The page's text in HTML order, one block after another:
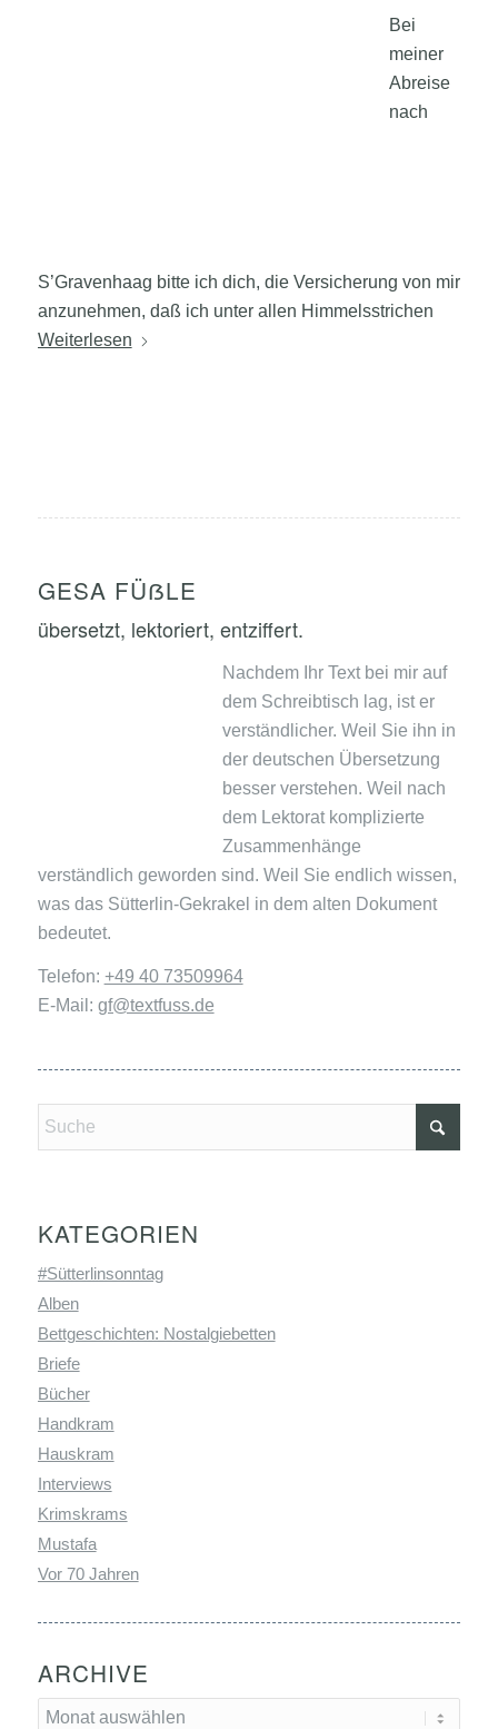
Bei
meiner
Abreise
nach
S’Gravenhaag bitte ich dich, die Versicherung von mir
anzunehmen, daß ich unter allen Himmelsstrichen
Weiterlesen
GESA FÜẞLE
übersetzt, lektoriert, entziffert.
Nachdem Ihr Text bei mir auf
dem Schreibtisch lag, ist er
verständlicher. Weil Sie ihn in
der deutschen Übersetzung
besser verstehen. Weil nach
dem Lektorat komplizierte
Zusammenhänge
verständlich geworden sind. Weil Sie endlich wissen,
was das Sütterlin-Gekrakel in dem alten Dokument
bedeutet.
Telefon: +49 40 73509964
E-Mail: gf@textfuss.de
KATEGORIEN
#Sütterlinsonntag
Alben
Bettgeschichten: Nostalgiebetten
Briefe
Bücher
Handkram
Hauskram
Interviews
Krimskrams
Mustafa
Vor 70 Jahren
ARCHIVE